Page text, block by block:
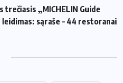
„MICHELIN Guide
sąraše – 44 restoranai